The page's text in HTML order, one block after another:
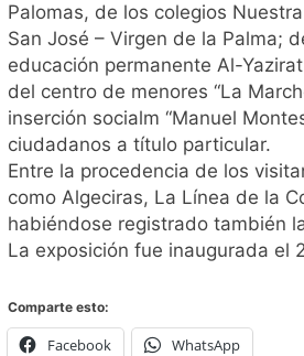
Palomas, de los colegios
San José – Virgen de la Palma;
educación permanente Al-
del centro de menores “La
inserción socialm “Manuel
ciudadanos a título particular.
Entre la procedencia de los
como Algeciras, La Línea de la
habiéndose registrado también
La exposición fue inaugurada el
Comparte esto:
Facebook WhatsApp